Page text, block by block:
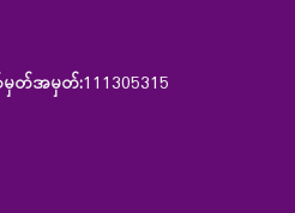
မှတ်အမှတ်:111305315